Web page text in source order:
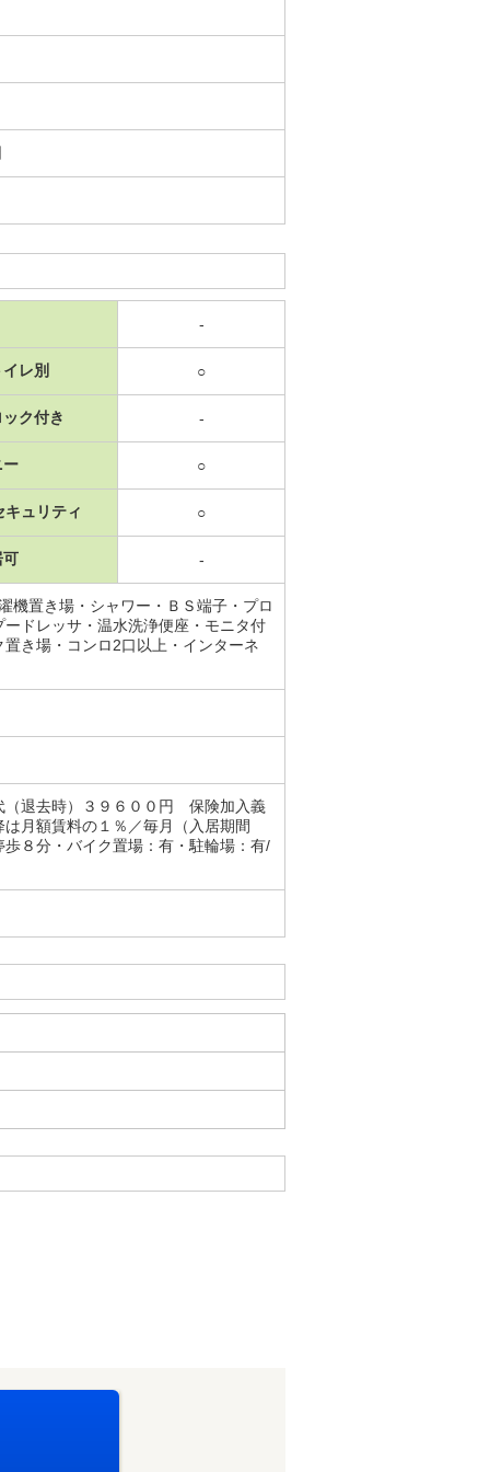
-
レ別 ○
ク付き -
ー ○
キュリティ ○
可 -
機置き場・シャワー・ＢＳ端子・プロ
ドレッサ・温水洗浄便座・モニタ付
き場・コンロ2口以上・インターネ
退去時）３９６００円 保険加入義
月額賃料の１％／毎月（入居期間
８分・バイク置場：有・駐輪場：有/